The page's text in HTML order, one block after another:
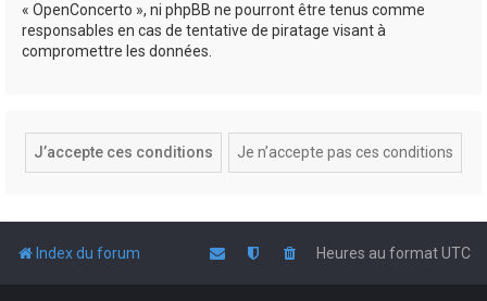
« OpenConcerto », ni phpBB ne pourront être tenus comme
responsables en cas de tentative de piratage visant à
compromettre les données.
Index du forum Heures au formatUTC